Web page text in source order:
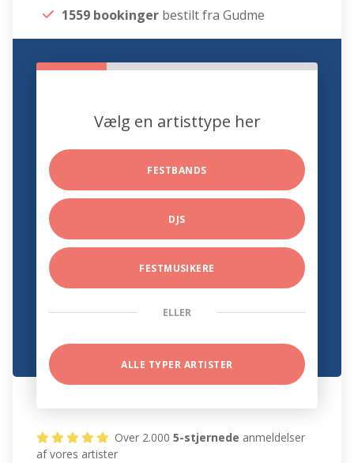
1559 bookinger bestilt fra Gudme
Vælg en artisttype her
FESTBANDS
DJS
FESTMUSIKERE
ELLER
ALLE TYPER ARTISTER
Over 2.0005-stjernede anmeldelser
af vores artister